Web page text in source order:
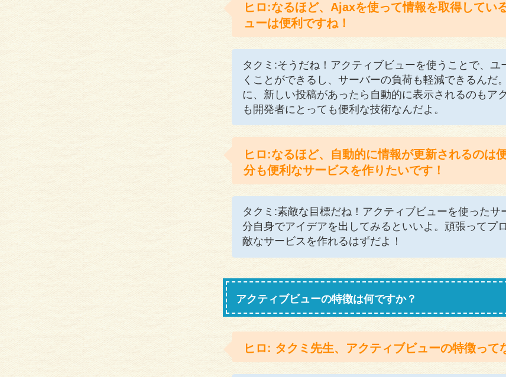
ヒロ:なるほど、Ajaxを使って情報を取得してい
ューは便利ですね！
タクミ:そうだね！アクティブビューを使うことで、
くことができるし、サーバーの負荷も軽減できるんだ
に、新しい投稿があったら自動的に表示されるのもア
も開発者にとっても便利な技術なんだよ。
ヒロ:なるほど、自動的に情報が更新されるのは
分も便利なサービスを作りたいです！
タクミ:素敵な目標だね！アクティブビューを使った
分自身でアイデアを出してみるといいよ。頑張ってプ
敵なサービスを作れるはずだよ！
アクティブビューの特徴は何ですか？
ヒロ: タクミ先生、アクティブビューの特徴って